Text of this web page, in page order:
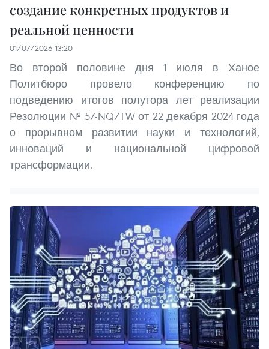
создание конкретных продуктов и
реальной ценности
01/07/2026 13:20
Во второй половине дня 1 июля в Ханое
Политбюро провело конференцию по
подведению итогов полутора лет реализации
Резолюции № 57-NQ/TW от 22 декабря 2024 года
о прорывном развитии науки и технологий,
инноваций и национальной цифровой
трансформации.